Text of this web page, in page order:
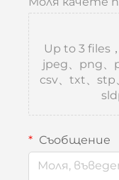
Up to 3 files
jpeg、png、
csv、txt、stp
Съобщение